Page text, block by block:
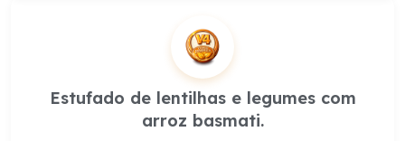
Estufado de lentilhas e legumes com
arroz basmati.